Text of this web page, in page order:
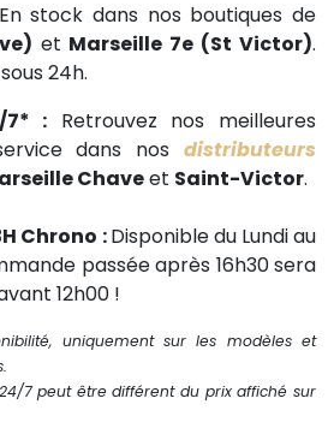
En stock dans nos boutiques de
et Marseille 7e (St Victor).
24h.
7* : Retrouvez nos meilleures
dans nos distributeurs
Chaveet Saint-Victor.
Chrono :Disponible du Lundi au
passée après 16h30 sera
12h00 !
uniquement sur les modèles et
7 peut être différent du prix affiché sur